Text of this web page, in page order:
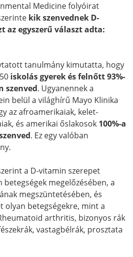
Medicine folyóirat
kik szenvednek D-
az egyszerű választ adta:
tanulmány kimutatta, hogy
iskolás gyerek és felnőtt 93%-
szenved. Ugyanennek a
belül a világhírű Mayo Klinika
az afroamerikaiak, kelet-
és amerikai őslakosok 100%-a
. Ez egy valóban
a D-vitamin szerepet
megelőzésében, a
megszüntetésében, és
olyan betegségekre, mint a
arthritis, bizonyos rák
vastagbélrák, prosztata